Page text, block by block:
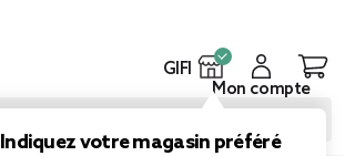
GIFI
Indiquez votre magasin préféré
Mon compte